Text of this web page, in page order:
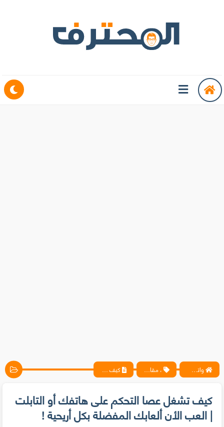
واتس آب ، فيسبوك ، أنترنت ، شروحات تقنية حصرية - المحترف ، مقالات كيف تشغل عصا التحكم على هاتفك أو التابلت | العب الأن ألعابك المفضلة بكل أريحية !
كيف تشغل عصا التحكم على هاتفك أو التابلت
| العب الأن ألعابك المفضلة بكل أريحية !